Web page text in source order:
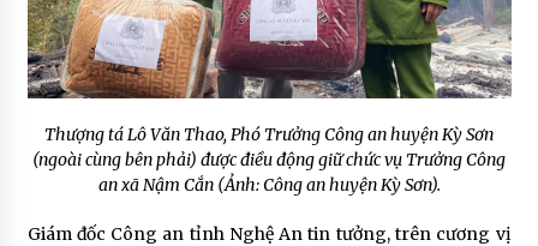
Thượng tá Lô Văn Thao, Phó Trưởng Công an huyện Kỳ Sơn
(ngoài cùng bên phải) được điều động giữ chức vụ Trưởng Công
an xã Nậm Cắn (Ảnh: Công an huyện Kỳ Sơn).
Giám đốc Công an tỉnh Nghệ An tin tưởng, trên cương vị